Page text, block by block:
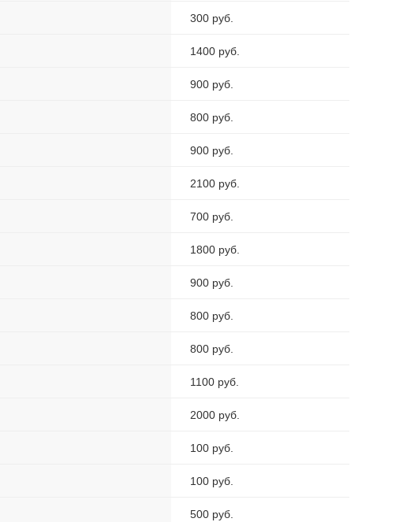
300 руб.
1400 руб.
900 руб.
800 руб.
900 руб.
2100 руб.
700 руб.
1800 руб.
900 руб.
800 руб.
800 руб.
1100 руб.
2000 руб.
100 руб.
100 руб.
500 руб.